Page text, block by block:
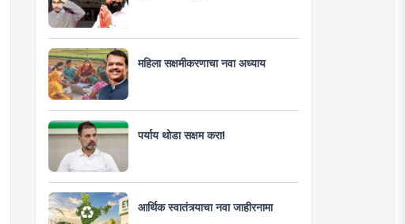
महिला सक्षमीकरणाचा नवा अध्याय
पर्याय थोडा सक्षम करा!
आर्थिक स्वातंत्र्याचा नवा जाहीरनामा